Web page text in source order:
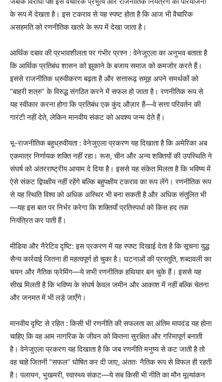
के रूप में देखता है। इस टकराव से यह स्पष्ट होता है कि आज भी वैचारिक
असहमति को रणनीतिक खतरे के रूप में देखा जाता है।
आर्थिक दबाव की प्रभावशीलता पर गंभीर प्रश्न : वेनेजुएला का अनुभव बताता है
कि आर्थिक प्रतिबंध शासन को झुकाने के बजाय समाज को कमजोर करते हैं।
इससे राजनीतिक ध्रुवीकरण बढ़ता है और सत्तारूढ़ समूह अपने समर्थकों को
“बाहरी शत्रु” के विरुद्ध संगठित करने में सफल हो जाता है। रणनीतिक रूप से
यह स्वीकार करना होगा कि प्रतिबंध एक कुंद औज़ार हैं—वे सत्ता परिवर्तन की
गारंटी नहीं देते, लेकिन मानवीय संकट को अवश्य जन्म देते हैं।
भू-राजनीतिक बहुध्रुवीयता : वेनेजुएला प्रकरण यह दिखाता है कि अमेरिका अब
एकमात्र निर्णायक शक्ति नहीं रहा। रूस, चीन और अन्य शक्तियों की उपस्थिति ने
संघर्ष को अंतरराष्ट्रीय आयाम दे दिया है। इससे यह संकेत मिलता है कि भविष्य में
ऐसे संकट द्विपक्षीय नहीं रहेंगे बल्कि बहुपक्षीय टकराव का रूप लेंगे। रणनीतिक रूप
से यह स्थिति विश्व को अधिक अस्थिर भी बना सकती है और अधिक संतुलित भी
—यह इस बात पर निर्भर करेगा कि शक्तियाँ प्रतिस्पर्धा को किस हद तक
नियंत्रित कर पाती हैं।
मीडिया और नैरेटिव दृष्टि: इस प्रकरण में यह स्पष्ट दिखाई देता है कि सूचना युद्ध
सैन्य कार्रवाई जितना ही महत्वपूर्ण हो चुका है। घटनाओं की प्रस्तुति, शब्दावली का
चयन और नैतिक फ्रेमिंग—ये सभी रणनीतिक हथियार बन चुके हैं। इससे यह
सीख मिलती है कि भविष्य के संघर्ष केवल जमीन और आकाश में नहीं बल्कि चेतना
और जनमत में भी लड़े जाएँगे।
मानवीय दृष्टि से रहित : किसी भी रणनीति की सफलता का अंतिम मापदंड यह होना
चाहिए कि वह आम नागरिक के जीवन को कितना सुरक्षित और गरिमापूर्ण बनाती
है। वेनेजुएला प्रकरण यह दिखाता है कि जब रणनीति मनुष्य से कट जाती है तो
वह चाहे जितनी “सफल” घोषित कर दी जाए, अंततः नैतिक रूप से विफल ही रहती
है। पलायन, भुखमरी, स्वास्थ्य संकट—ये सब किसी भी नीति का मौन मूल्यांकन